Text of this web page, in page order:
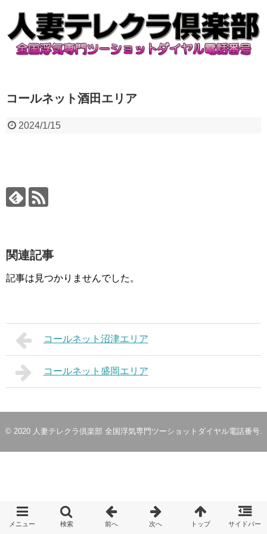
コールネット酒田エリア
2024/1/15
関連記事
記事は見つかりませんでした。
コールネット沼津エリア
コールネット盛岡エリア
© 2020 人妻テレクラ倶楽部 全国浮気専門ツーショットダイヤル電話番号.